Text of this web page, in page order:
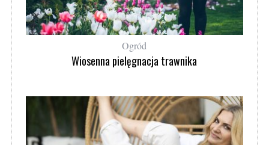
Ogród
Wiosenna pielęgnacja trawnika